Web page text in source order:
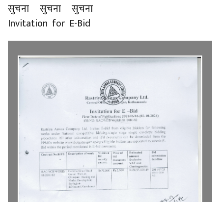
सुचना सुचना सुचना
Invitation for E-Bid